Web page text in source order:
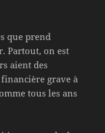
que prend
Partout, on est
aient des
grave à
tous les ans